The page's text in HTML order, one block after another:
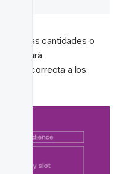
todas las cantidades o
correcta a los